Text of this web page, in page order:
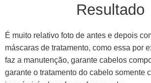
Resultado
É muito relativo foto de antes e depois
máscaras de tratamento, como essa por
faz a manutenção, garante cabelos
garante o tratamento do cabelo somente